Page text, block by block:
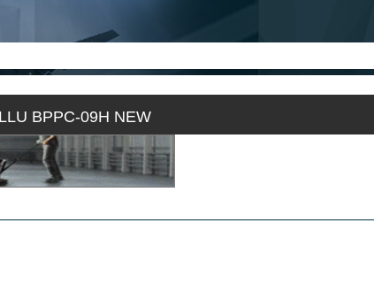
BPPC-09H NEW